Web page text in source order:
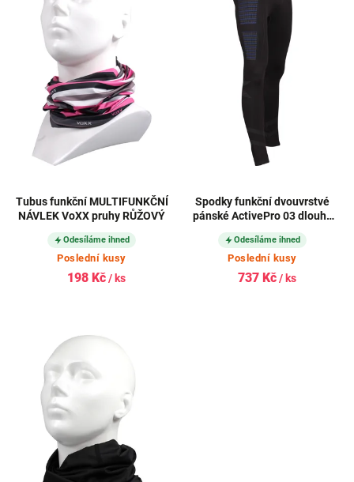
Tubus funkční MULTIFUNKČNÍ
NÁVLEK VoXX pruhy RŮŽOVÝ
Odesíláme ihned
Poslední kusy
198 Kč/ ks
Spodky funkční dvouvrstvé
pánské ActivePro 03 dlouhé
ČERNÉ
Odesíláme ihned
Poslední kusy
737 Kč/ ks